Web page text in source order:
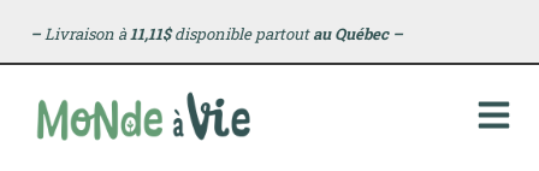
principal
–Livraison à11,11$disponible partoutau Québec –